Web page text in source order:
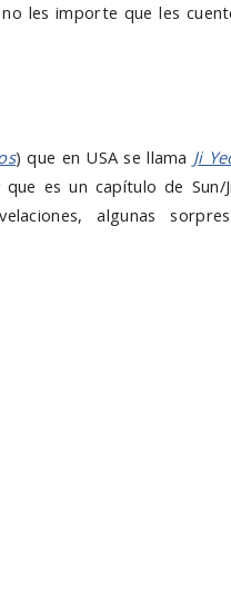
les importe que les
) que en USA se llama Ji
que es un capítulo de Sun/
algunas